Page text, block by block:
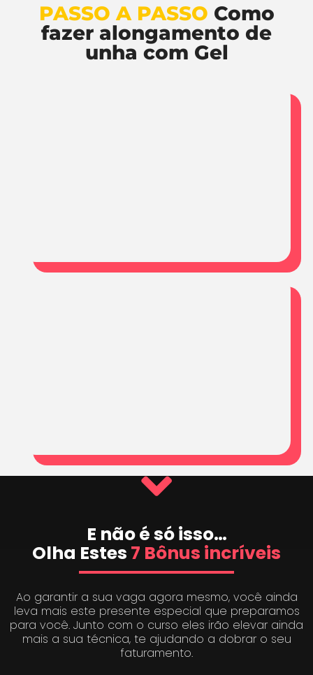
PASSO A PASSO Como
fazer alongamento de
unha com Gel
E não é só isso…
Olha Estes 7 Bônus incríveis
Ao garantir a sua vaga agora mesmo, você ainda
leva mais este presente especial que preparamos
para você. Junto com o curso eles irão elevar ainda
mais a sua técnica, te ajudando a dobrar o seu
faturamento.